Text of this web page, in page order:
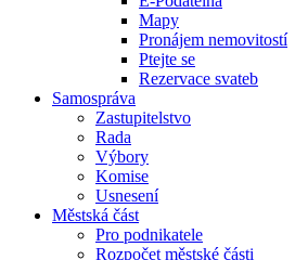
Mapy
Pronájem nemovitostí
Ptejte se
Rezervace svateb
Samospráva
Zastupitelstvo
Rada
Výbory
Komise
Usnesení
Městská část
Pro podnikatele
Rozpočet městské části